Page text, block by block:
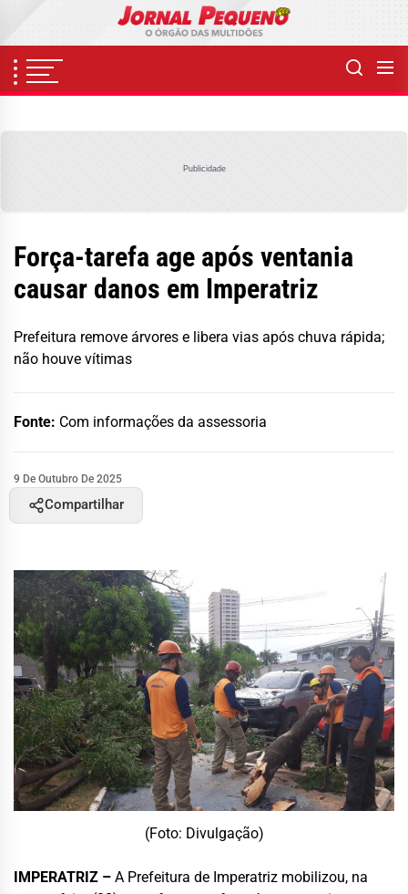
content
Publicidade
Força-tarefa age após ventania
causar danos em Imperatriz
Prefeitura remove árvores e libera vias após chuva rápida;
não houve vítimas
Fonte: Com informações da assessoria
9 De Outubro De 2025
Compartilhar
(Foto: Divulgação)
IMPERATRIZ – A Prefeitura de Imperatriz mobilizou, na